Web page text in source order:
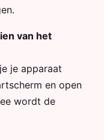
van het
je apparaat
en open
wordt de